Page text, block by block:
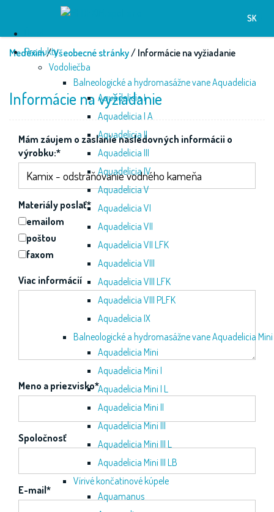
SK
Produkty
Vodoliečba
Balneologické a hydromasážne vane Aquadelicia
Aquadelicia I
Aquadelicia I A
Aquadelicia II
Aquadelicia III
Aquadelicia IV
Aquadelicia V
Aquadelicia VI
Aquadelicia VII
Aquadelicia VII LFK
Aquadelicia VIII
Aquadelicia VIII LFK
Aquadelicia VIII PLFK
Aquadelicia IX
Balneologické a hydromasážne vane Aquadelicia Mini
Aquadelicia Mini
Aquadelicia Mini I
Aquadelicia Mini I L
Aquadelicia Mini II
Aquadelicia Mini III
Aquadelicia Mini III L
Aquadelicia Mini III LB
Vírivé končatinové kúpele
Aquamanus
Medexim/Všeobecné stránky/ Informácie na vyžiadanie
Informácie na vyžiadanie
Mám záujem o zaslanie nasledovných informácii o
výrobku:*
Materiály poslať*
emailom
poštou
faxom
Viac informácií
Meno a priezvisko*
Spoločnosť
E-mail*